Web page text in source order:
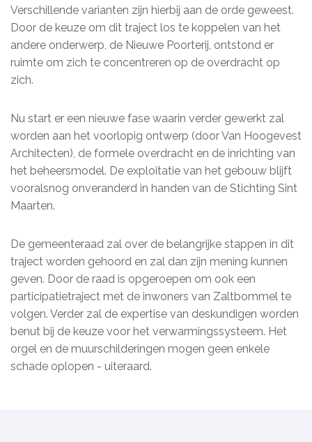
Verschillende varianten zijn hierbij aan de orde geweest.
Door de keuze om dit traject los te koppelen van het
andere onderwerp, de Nieuwe Poorterij, ontstond er
ruimte om zich te concentreren op de overdracht op
zich.
Nu start er een nieuwe fase waarin verder gewerkt zal
worden aan het voorlopig ontwerp (door Van Hoogevest
Architecten), de formele overdracht en de inrichting van
het beheersmodel. De exploitatie van het gebouw blijft
vooralsnog onveranderd in handen van de Stichting Sint
Maarten.
De gemeenteraad zal over de belangrijke stappen in dit
traject worden gehoord en zal dan zijn mening kunnen
geven. Door de raad is opgeroepen om ook een
participatietraject met de inwoners van Zaltbommel te
volgen. Verder zal de expertise van deskundigen worden
benut bij de keuze voor het verwarmingssysteem. Het
orgel en de muurschilderingen mogen geen enkele
schade oplopen - uiteraard.